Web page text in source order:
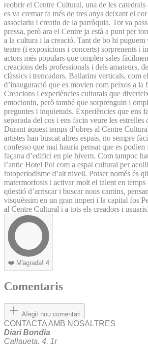
reobrir el Centre Cultural, una de les
es va cremar fa més de tres anys deixant el
associatiu i creatiu de la parròquia. Tot va
pressa, però ara el Centre ja està a punt per
a la cultura i la creació. Tant de bo hi puguem
teatre (i exposicions i concerts) sorprenents i
actors més populars que omplen sales
creacions dels professionals i dels amateurs,
clàssics i trencadors. Ballarins verticals, com
d’inauguració que es movien com peixos a la
Creacions i experiències culturals que
emocionin, però també que sorprenguin i
preguntes i inquietuds. Experiències que ens
separada del cos i ens facin veure les estrelles
Durant aquest temps d’obres al Centre
artistes han buscat altres espais, no sempre
confesso que mai hauria pensat que es podien
façana d’edifici en ple hivern. Com tampoc
l’antic Hotel Pol com a espai cultural per
fotoperiodisme d’alt nivell. Potser només és
matermorfosis i activar molt el talent en temps
qüestió d’arriscar i buscar nous camins,
visquéssim en un gran imperi i la capital fos
al Centre Cultural i a tots els creadors i usuaris.
❤️ M'agrada! 4
Comentaris
Afegir nou comentari
CONTACTA AMB NOSALTRES
Diari Bondia
Callaueta, 4, 1r